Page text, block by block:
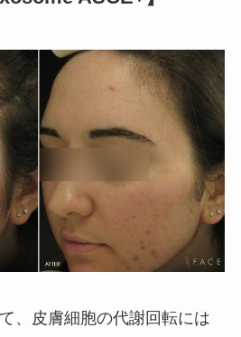
、皮膚細胞の代謝回転には